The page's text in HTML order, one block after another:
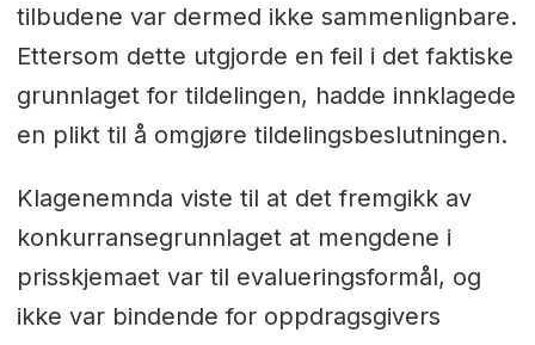
tilbudene var dermed ikke sammenlignbare.
Ettersom dette utgjorde en feil i det faktiske
grunnlaget for tildelingen, hadde innklagede
en plikt til å omgjøre tildelingsbeslutningen.
Klagenemnda viste til at det fremgikk av
konkurransegrunnlaget at mengdene i
prisskjemaet var til evalueringsformål, og
ikke var bindende for oppdragsgivers